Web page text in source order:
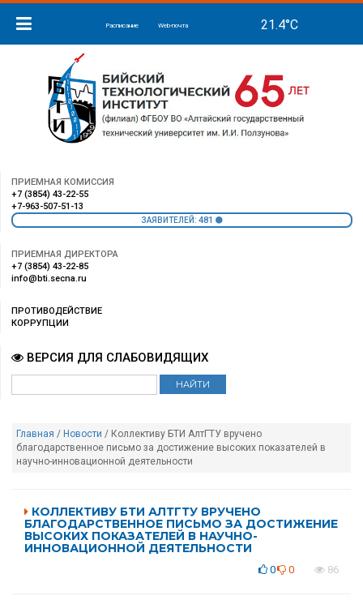
Расписание Web-почта
ПРИЕМНАЯ КОМИССИЯ
+7 (3854) 43-22-55
+7-963-507-51-13
ЗАЯВИТЕЛЕЙ: 481
ПРИЕМНАЯ ДИРЕКТОРА
+7 (3854) 43-22-85
info@bti.secna.ru
ПРОТИВОДЕЙСТВИЕ
КОРРУПЦИИ
ВЕРСИЯ ДЛЯ СЛАБОВИДЯЩИХ
Главная / Новости / Коллективу БТИ АлтГТУ вручено
благодарственное письмо за достижение высоких показателей в
научно-инновационной деятельности
КОЛЛЕКТИВУ БТИ АЛТГТУ ВРУЧЕНО
БЛАГОДАРСТВЕННОЕ ПИСЬМО ЗА ДОСТИЖЕНИЕ
ВЫСОКИХ ПОКАЗАТЕЛЕЙ В НАУЧНО-
ИННОВАЦИОННОЙ ДЕЯТЕЛЬНОСТИ
0 0 86